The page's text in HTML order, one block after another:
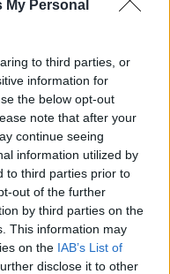
My Personal
to third parties, or
information for
the below opt-out
note that after your
continue seeing
information utilized by
to third parties prior to
out of the further
by third parties on the
This information may
on the IAB’s List of
disclose it to other
Ο Απόλυτος